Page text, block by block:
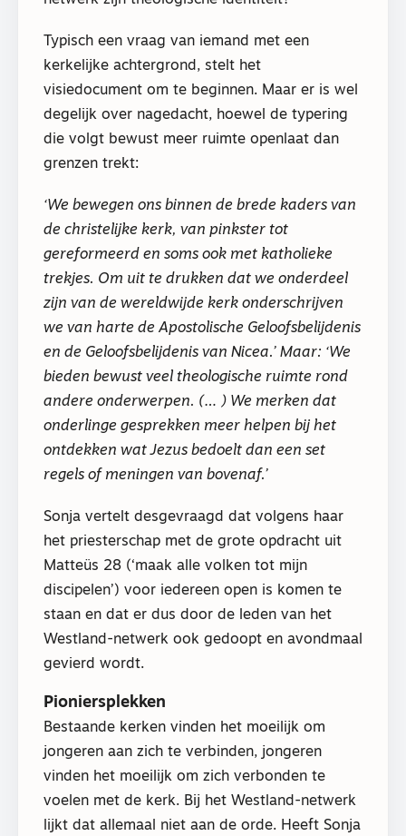
Typisch een vraag van iemand met een
kerkelijke achtergrond, stelt het
visiedocument om te beginnen. Maar er is wel
degelijk over nagedacht, hoewel de typering
die volgt bewust meer ruimte openlaat dan
grenzen trekt:
‘We bewegen ons binnen de brede kaders van
de christelijke kerk, van pinkster tot
gereformeerd en soms ook met katholieke
trekjes. Om uit te drukken dat we onderdeel
zijn van de wereldwijde kerk onderschrijven
we van harte de Apostolische Geloofsbelijdenis
en de Geloofsbelijdenis van Nicea.’ Maar: ‘We
bieden bewust veel theologische ruimte rond
andere onderwerpen. (… ) We merken dat
onderlinge gesprekken meer helpen bij het
ontdekken wat Jezus bedoelt dan een set
regels of meningen van bovenaf.’
Sonja vertelt desgevraagd dat volgens haar
het priesterschap met de grote opdracht uit
Matteüs 28 (‘maak alle volken tot mijn
discipelen’) voor iedereen open is komen te
staan en dat er dus door de leden van het
Westland-netwerk ook gedoopt en avondmaal
gevierd wordt.
Pioniersplekken
Bestaande kerken vinden het moeilijk om
jongeren aan zich te verbinden, jongeren
vinden het moeilijk om zich verbonden te
voelen met de kerk. Bij het Westland-netwerk
lijkt dat allemaal niet aan de orde. Heeft Sonja